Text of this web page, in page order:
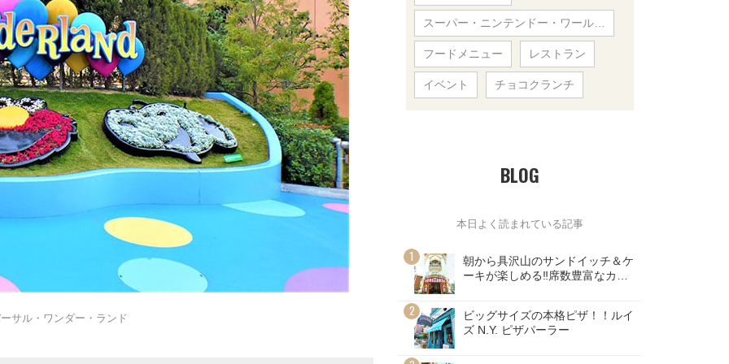
サル・ワンダー・ランド
スーパー・ニンテンドー・ワール…
フードメニュー レストラン
イベント チョコクランチ
BLOG
本日よく読まれている記事
朝から具沢山のサンドイッチ＆ケ
ーキが楽しめる‼席数豊富なカフ
ビッグサイズの本格ピザ！！ルイ
ズ N.Y. ピザパーラー